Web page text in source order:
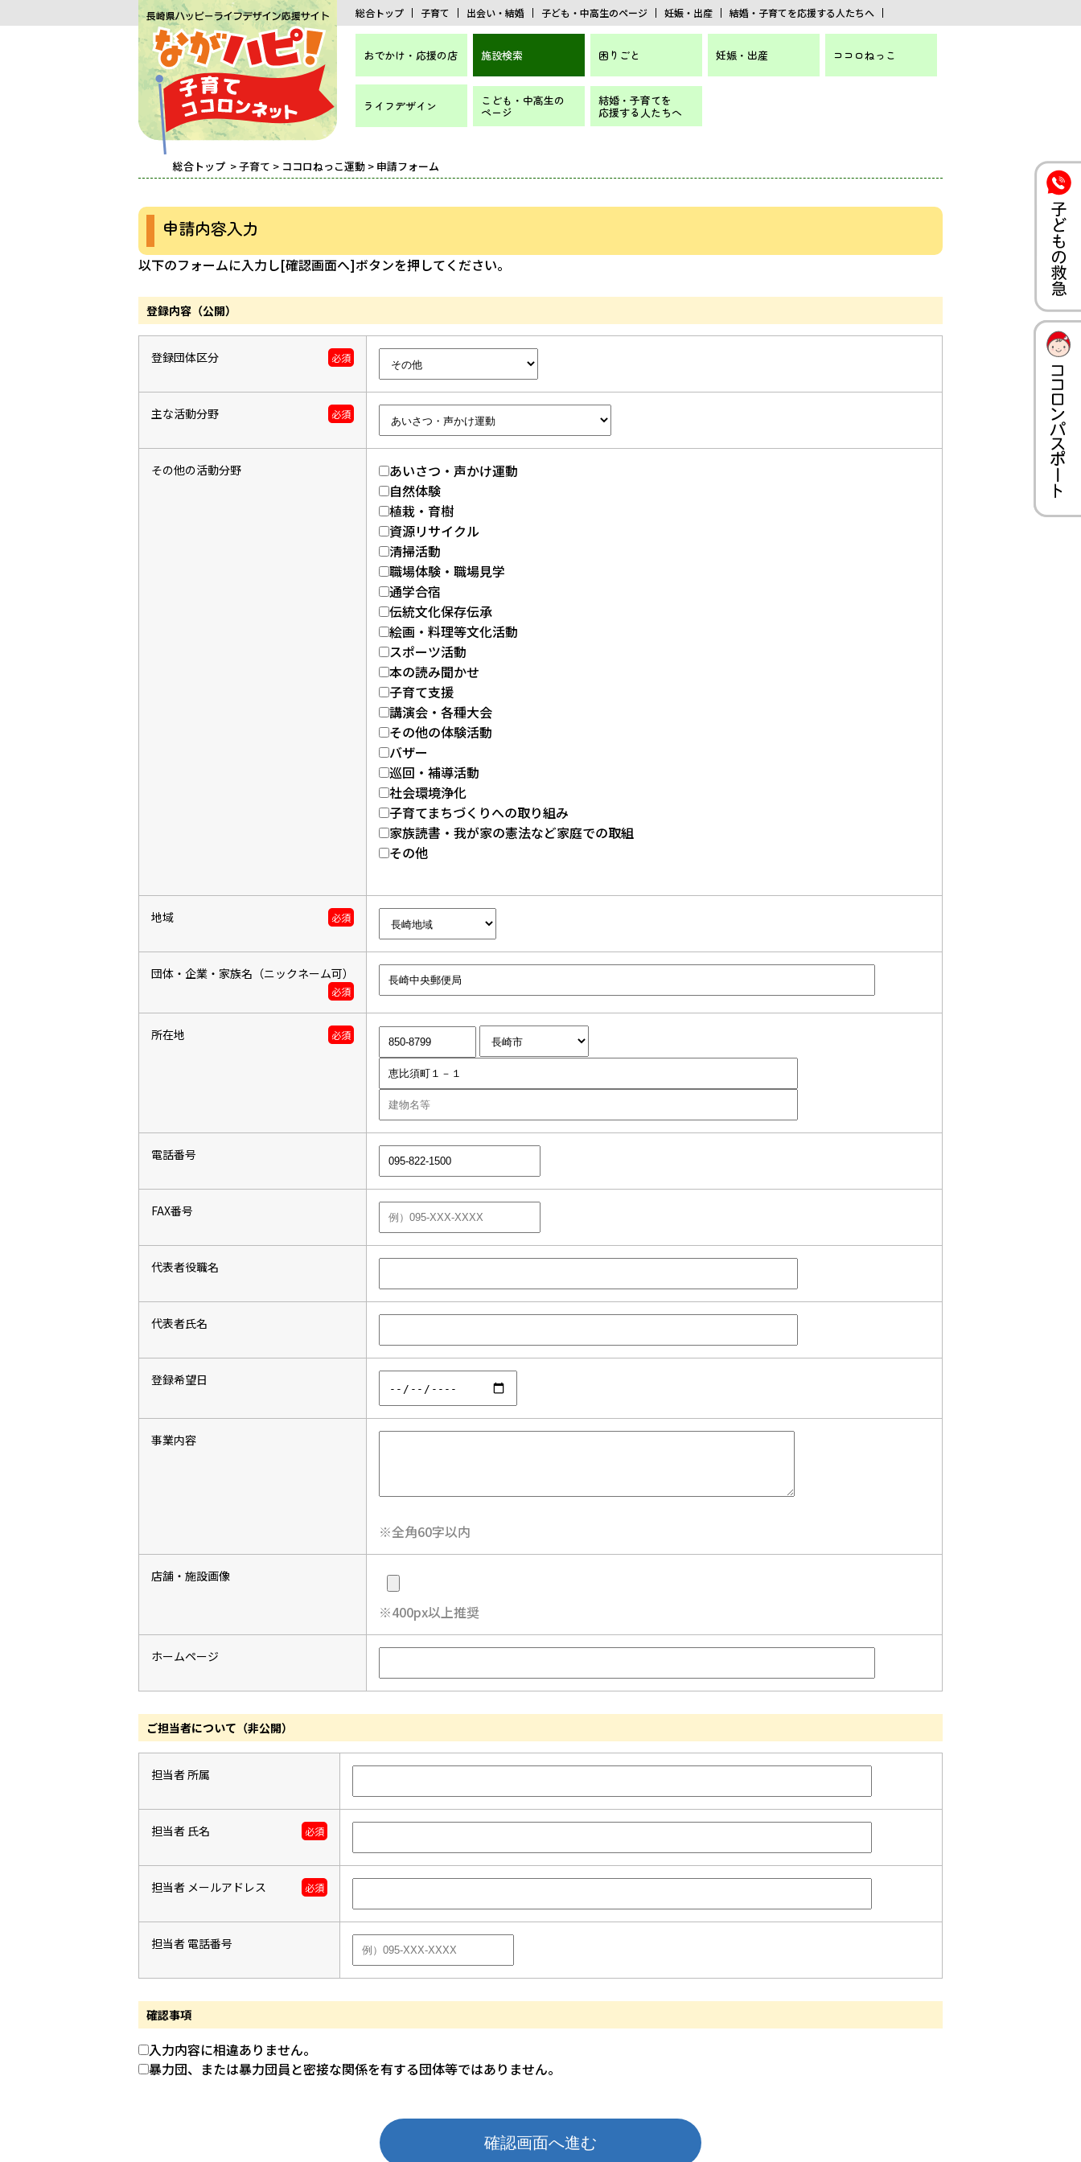
総合トップ 子育て 出会い・結婚 子ども・中高生のページ 妊娠・出産 結婚・子育てを応援する人たちへ
おでかけ・応援の店 施設検索 困りごと 妊娠・出産 ココロねっこ
ライフデザイン こども・中高生の
ページ
結婚・子育てを
応援する人たちへ
総合トップ >子育て > ココロねっこ運動 > 申請フォーム
申請内容入力
以下のフォームに入力し[確認画面へ]ボタンを押してください。
登録内容（公開）
登録団体区分 必須
主な活動分野 必須
その他の活動分野
あいさつ・声かけ運動
自然体験
植栽・育樹
資源リサイクル
清掃活動
職場体験・職場見学
通学合宿
伝統文化保存伝承
絵画・料理等文化活動
スポーツ活動
本の読み聞かせ
子育て支援
講演会・各種大会
その他の体験活動
バザー
巡回・補導活動
社会環境浄化
子育てまちづくりへの取り組み
家族読書・我が家の憲法など家庭での取組
その他
地域 必須
団体・企業・家族名（ニックネーム可）
必須
所在地 必須
電話番号
FAX番号
代表者役職名
代表者氏名
登録希望日
事業内容
※全角60字以内
店舗・施設画像
※400px以上推奨
ホームページ
ご担当者について（非公開）
担当者 所属
担当者 氏名 必須
担当者 メールアドレス 必須
担当者 電話番号
確認事項
入力内容に相違ありません。
暴力団、または暴力団員と密接な関係を有する団体等ではありません。